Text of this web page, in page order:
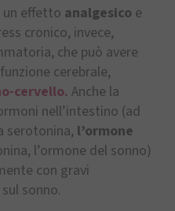
un effetto analgesico e
cronico, invece,
che può avere
cerebrale,
cervello. Anche la
nell’intestino (ad
serotonina, l’ormone
l’ormone del sonno)
con gravi
sonno.